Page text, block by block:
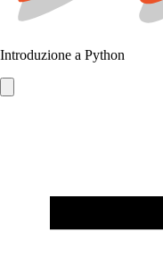
Introduzione a Python